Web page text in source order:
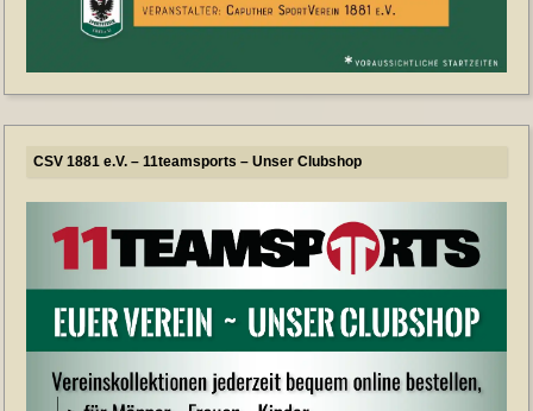
CSV 1881 e.V. – 11teamsports – Unser Clubshop